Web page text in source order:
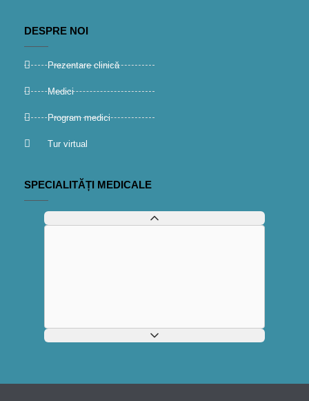
DESPRE NOI
Prezentare clinică
Medici
Program medici
Tur virtual
SPECIALITĂȚI MEDICALE